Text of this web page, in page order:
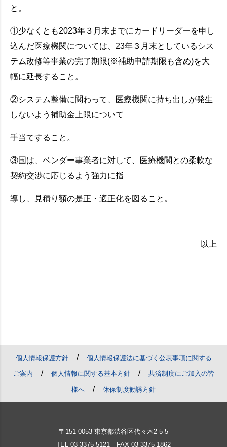
と。
①少なくとも2023年３月末までにカードリーダーを申し
込んだ医療機関については、23年３月末としているシス
テム改修等事業の完了期限(※補助申請期限も含め)を大
幅に延長すること。
②システム整備に関わって、医療機関に持ち出しが発生
しないよう補助金上限について
手当てすること。
③国は、ベンダー事業者に対して、医療機関との柔軟な
契約交渉に応じるよう強力に指
導し、見積り額の是正・適正化を図ること。
以上
個人情報保護方針/ 個人情報保護法に基づく公表事項に関する
ご案内 / 個人情報に関する基本方針/ 共済制度にご加入の皆
様へ / 休保制度勧誘方針
〒151-0053 東京都渋谷区代々木2-5-5
TEL 03-3375-5121 FAX 03-3375-1862